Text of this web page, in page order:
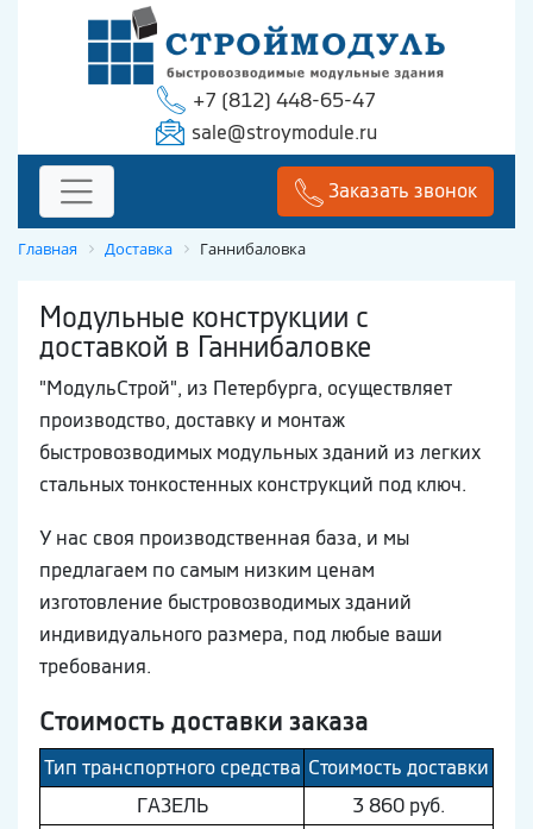
+7 (812) 448-65-47
sale@stroymodule.ru
Заказать звонок
Главная Доставка Ганнибаловка
Модульные конструкции с
доставкой в Ганнибаловке
"МодульСтрой", из Петербурга, осуществляет
производство, доставку и монтаж
быстровозводимых модульных зданий из легких
стальных тонкостенных конструкций под ключ.
У нас своя производственная база, и мы
предлагаем по самым низким ценам
изготовление быстровозводимых зданий
индивидуального размера, под любые ваши
требования.
Стоимость доставки заказа
Тип транспортного средства Стоимость доставки
ГAЗEЛЬ
3 860 руб.